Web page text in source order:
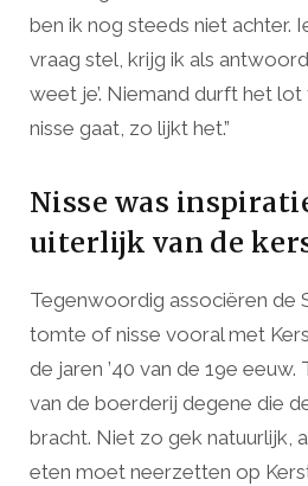
ben ik nog steeds niet achter.
vraag stel, krijg ik als
weet je’. Niemand durft het
nisse gaat, zo lijkt het.”
Nisse was
uiterlijk van de
Tegenwoordig associëren de
tomte of nisse vooral met
de jaren ’40 van de 19e
van de boerderij degene die
bracht. Niet zo gek natuurlijk,
eten moet neerzetten op